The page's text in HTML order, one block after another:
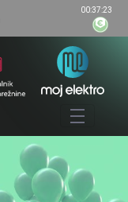
00:37:22